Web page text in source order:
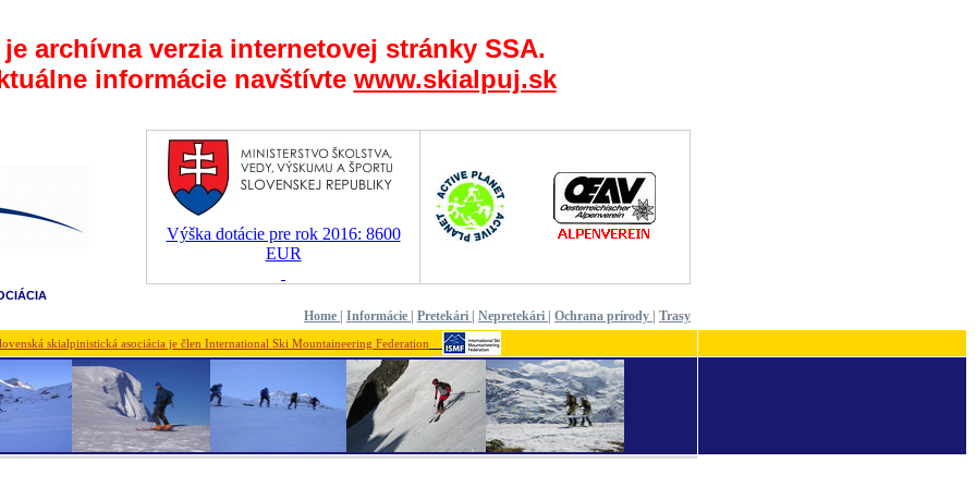
archívna verzia internetovej stránky SSA.
informácie navštívte www.skialpuj.sk
Výška dotácie pre rok 2016: 8600
EUR
Home Informácie Pretekári Nepretekári Ochrana prírody Trasy
skialpinistická asociácia je člen International Ski Mountaineering Federation